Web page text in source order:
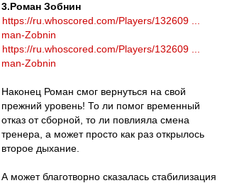
3.Роман Зобнин
https://ru.whoscored.com/Players/132609 ...
man-Zobnin
https://ru.whoscored.com/Players/132609 ...
man-Zobnin
Наконец Роман смог вернуться на свой
прежний уровень! То ли помог временный
отказ от сборной, то ли повлияла смена
тренера, а может просто как раз открылось
второе дыхание.
А может благотворно сказалась стабилизация